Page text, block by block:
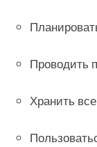
Проводить
Хранить